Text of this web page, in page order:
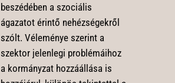
beszédében a szociális
ágazatot érintő nehézségekről
szólt. Véleménye szerint a
szektor jelenlegi problémáihoz
a kormányzat hozzáállása is